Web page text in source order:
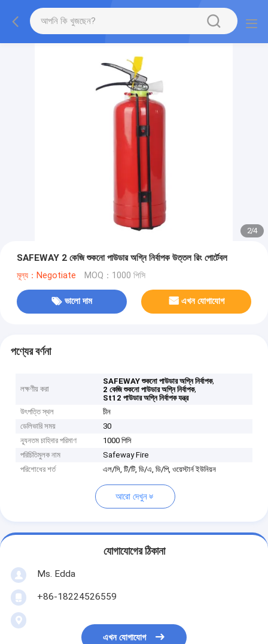
2/4
SAFEWAY 2 কেজি শুকনো পাউডার অগ্নি নির্বাপক উত্তল রিং পোর্টেবল
মূল্য：Negotiate MOQ：1000 পিসি
ভালো দাম এখন যোগাযোগ
পণ্যের বর্ণনা
লক্ষণীয় করা
SAFEWAY শুকনো পাউডার অগ্নি নির্বাপক,
2 কেজি শুকনো পাউডার অগ্নি নির্বাপক,
St12 পাউডার অগ্নি নির্বাপক যন্ত্র
উৎপত্তি স্থল
চীন
ডেলিভারি সময়
30
ন্যূনতম চাহিদার পরিমাণ
1000 পিসি
পরিচিতিমুলক নাম
Safeway Fire
পরিশোধের শর্ত
এল/সি, টি/টি, ডি/এ, ডি/পি, ওয়েস্টার্ন ইউনিয়ন
আরো দেখুন
যোগাযোগের ঠিকানা
Ms. Edda
+86-18224526559
এখন যোগাযোগ